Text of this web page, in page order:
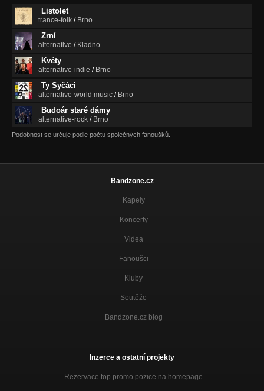
Listolet
trance-folk / Brno
Zrní
alternative / Kladno
Květy
alternative-indie / Brno
Ty Syčáci
alternative-world music / Brno
Budoár staré dámy
alternative-rock / Brno
Podobnost se určuje podle počtu společných fanoušků.
Bandzone.cz
Kapely
Koncerty
Videa
Fanoušci
Kluby
Soutěže
Bandzone.cz blog
Inzerce a ostatní projekty
Rezervace top promo pozice na homepage